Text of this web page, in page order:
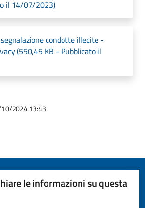
il 14/07/2023)
condotte illecite -
(550,45 KB - Pubblicato il
10/2024 13:43
le informazioni su questa